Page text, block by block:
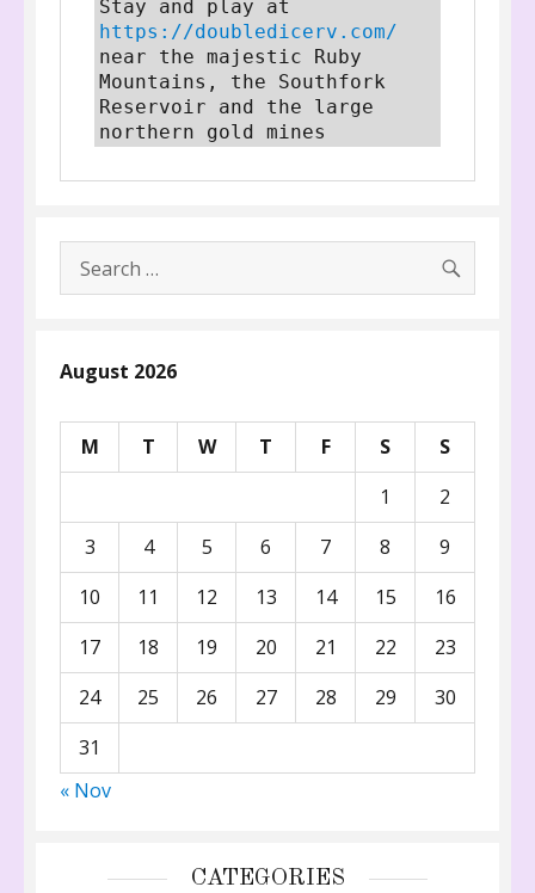
https://doubledicerv.com/
near the majestic Ruby
Mountains, the Southfork
Reservoir and the large
northern gold mines
Search
for:
August 2026
M T W T F S
S
1
2
3
4 5 6 7 8
9
10
11 12 13 14 15
16
17
18 19 20 21 22
23
24
25 26 27 28 29
30
31
« Nov
CATEGORIES